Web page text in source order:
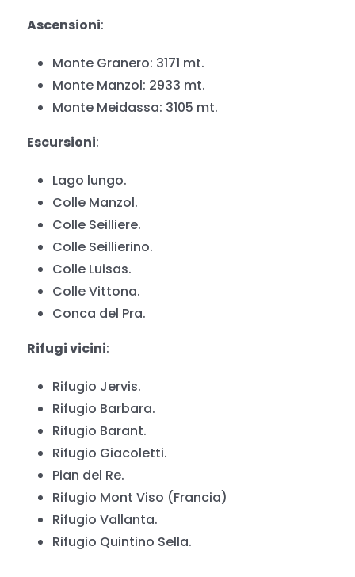
Ascensioni:
Monte Granero: 3171 mt.
Monte Manzol: 2933 mt.
Monte Meidassa: 3105 mt.
Escursioni:
Lago lungo.
Colle Manzol.
Colle Seilliere.
Colle Seillierino.
Colle Luisas.
Colle Vittona.
Conca del Pra.
Rifugi vicini:
Rifugio Jervis.
Rifugio Barbara.
Rifugio Barant.
Rifugio Giacoletti.
Pian del Re.
Rifugio Mont Viso (Francia)
Rifugio Vallanta.
Rifugio Quintino Sella.